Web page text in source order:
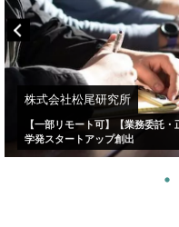
株式会社松尾研究所
【一部リモート可】【業務委託
学発スタートアップ創出